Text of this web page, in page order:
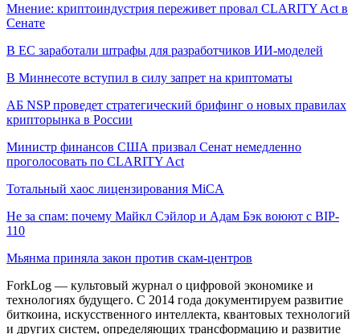
Мнение: криптоиндустрия переживет провал CLARITY Act в
Сенате
В ЕС заработали штрафы для разработчиков ИИ-моделей
В Миннесоте вступил в силу запрет на криптоматы
АБ NSP проведет стратегический брифинг о новых правилах
крипторынка в России
Министр финансов США призвал Сенат немедленно
проголосовать по CLARITY Act
Тотальный хаос лицензирования MiCA
Не за спам: почему Майкл Сэйлор и Адам Бэк воюют с BIP-
110
Мьянма приняла закон против скам-центров
ForkLog — культовый журнал о цифровой экономике и
технологиях будущего. С 2014 года документируем развитие
биткоина, искусственного интеллекта, квантовых технологий
и других систем, определяющих трансформацию и развитие